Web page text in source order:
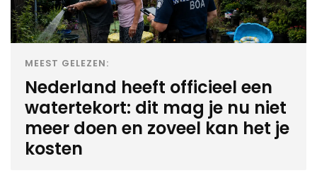
MEEST GELEZEN:
Nederland heeft officieel een
watertekort: dit mag je nu niet
meer doen en zoveel kan het je
kosten